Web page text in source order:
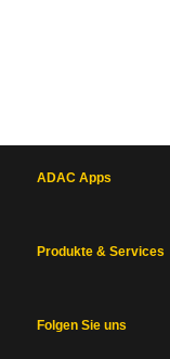
ADAC Apps
Produkte & Services
Folgen Sie uns